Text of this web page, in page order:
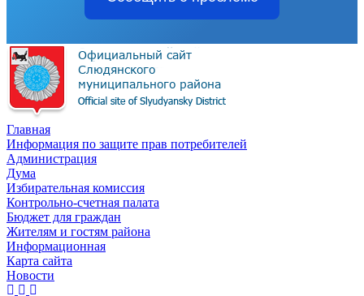
Главная
Информация по защите прав потребителей
Администрация
Дума
Избирательная комиссия
Контрольно-счетная палата
Бюджет для граждан
Жителям и гостям района
Информационная
Карта сайта
Новости